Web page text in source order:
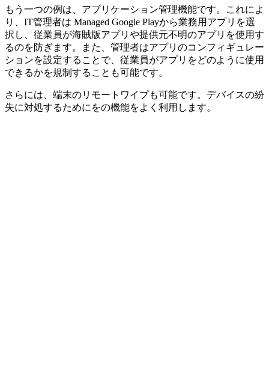
もう一つの例は、アプリケーション管理機能です。これによ
り、IT管理者は Managed Google Playから業務用アプリを選
択し、従業員が海賊版アプリや提供元不明のアプリを使用す
るのを防ぎます。また、管理者はアプリのコンフィギュレー
ションを設定することで、従業員がアプリをどのように使用
できるかを規制することも可能です。
さらには、端末のリモートワイプも可能です。デバイスの紛
失に対処するためにをの機能をよく利用します。